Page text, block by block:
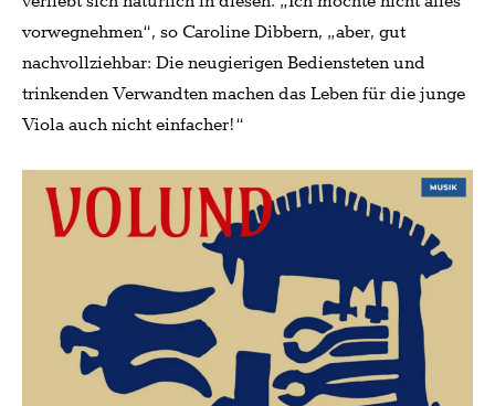
vorwegnehmen“, so Caroline Dibbern, „aber, gut
nachvollziehbar: Die neugierigen Bediensteten und
trinkenden Verwandten machen das Leben für die junge
Viola auch nicht einfacher!“